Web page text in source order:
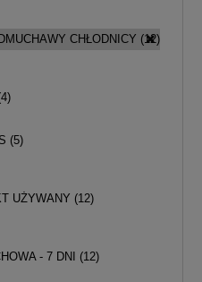
CHŁODNICY (12)
(5)
UŻYWANY (12)
- 7 DNI (12)